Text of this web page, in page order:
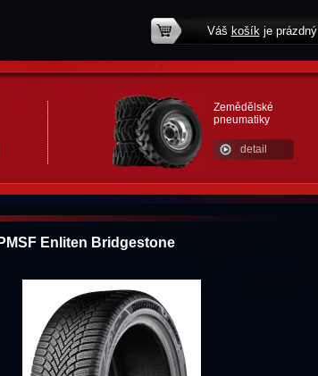
Váš košíkje prázdný
Zemědělské
pneumatiky
detail
Enliten Bridgestone